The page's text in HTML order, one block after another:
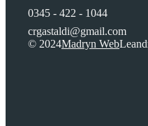
0345 - 422 - 1044
crgastaldi@gmail.com
© 2024Madryn Web